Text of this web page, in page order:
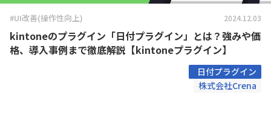
#UI改善(操作性向上) 2024.12.03
kintoneのプラグイン「日付プラグイン」とは？強みや価
格、導入事例まで徹底解説【kintoneプラグイン】
日付プラグイン
株式会社Crena